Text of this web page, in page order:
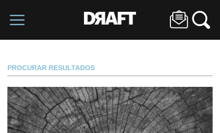
PROCURAR RESULTADOS